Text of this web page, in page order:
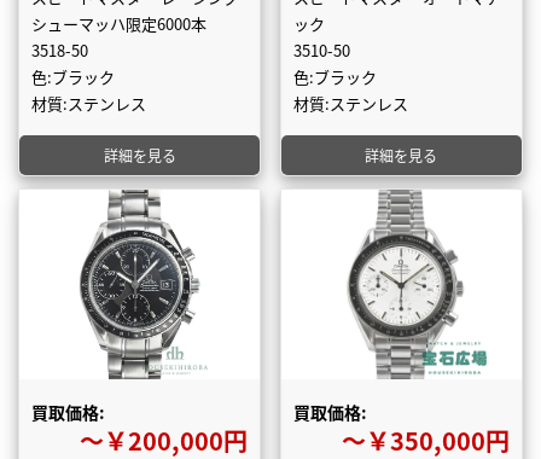
シューマッハ限定6000本
3518-50
色:ブラック
材質:ステンレス
詳細を見る
ック
3510-50
色:ブラック
材質:ステンレス
詳細を見る
買取価格:
〜￥200,000円
買取価格:
〜￥350,000円